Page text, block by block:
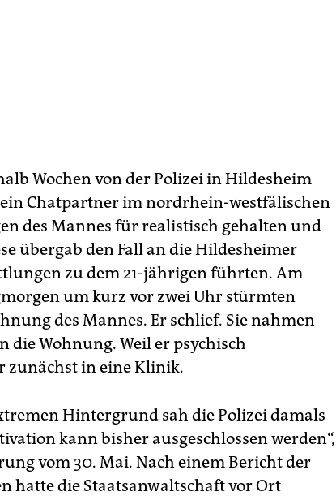
Wochen von der Polizei in Hildesheim
Chatpartner im nordrhein-westfälischen
des Mannes für realistisch gehalten und
übergab den Fall an die Hildesheimer
zu dem 21-jährigen führten. Am
um kurz vor zwei Uhr stürmten
des Mannes. Er schlief. Sie nahmen
Wohnung. Weil er psychisch
zunächst in eine Klinik.
Hintergrund sah die Polizei damals
kann bisher ausgeschlossen werden“,
vom 30. Mai. Nach einem Bericht der
hatte die Staatsanwaltschaft vor Ort